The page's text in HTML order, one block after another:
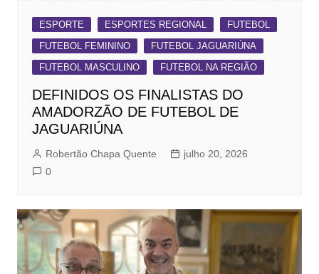
ESPORTE ESPORTES REGIONAL
FUTEBOL
FUTEBOL FEMININO
FUTEBOL JAGUARIÚNA
FUTEBOL MASCULINO
FUTEBOL NA REGIÃO
DEFINIDOS OS FINALISTAS DO
AMADORZÃO DE FUTEBOL DE
JAGUARIÚNA
Robertão Chapa Quente
julho 20, 2026
0